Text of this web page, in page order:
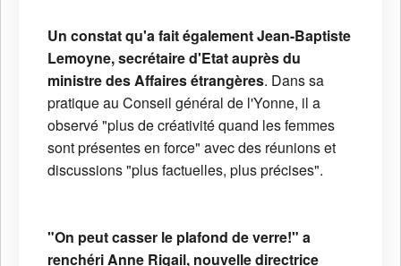
Un constat qu'a fait également Jean-Baptiste
Lemoyne, secrétaire d'Etat auprès du
ministre des Affaires étrangères. Dans sa
pratique au Conseil général de l'Yonne, il a
observé "plus de créativité quand les femmes
sont présentes en force" avec des réunions et
discussions "plus factuelles, plus précises".
"On peut casser le plafond de verre!" a
renchéri Anne Rigail, nouvelle directrice